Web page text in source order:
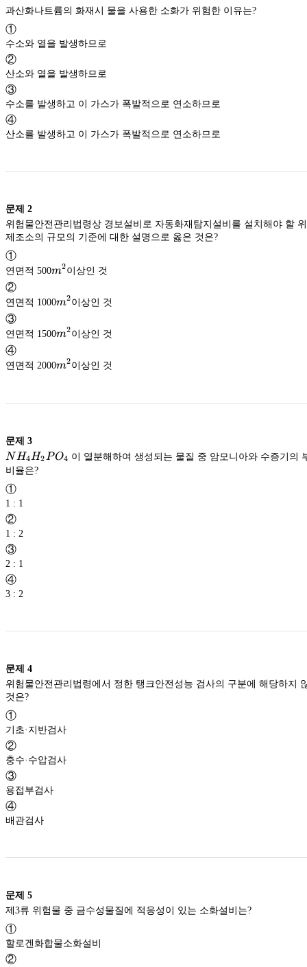
①
수소와 열을 발생하므로
②
산소와 열을 발생하므로
③
수소를 발생하고 이 가스가 폭발적으로 연소하므로
④
산소를 발생하고 이 가스가 폭발적으로 연소하므로
문제 2
위험물안전관리법령상 경보설비로 자동화재탐지설비를 설치해야 할
①
연면적 500m^2
m2이상인 것
②
연면적 1000m^2
m2이상인 것
③
연면적 1500m^2
m2이상인 것
④
연면적 2000m^2
m2이상인 것
문제 3
NH_4H_2PO_4
NH4H2PO4 이 열분해하여 생성되는 물질 중 암모니아와 수증기의
①
1 : 1
②
1 : 2
③
2 : 1
④
3 : 2
문제 4
위험물안전관리법령에서 정한 탱크안전성능 검사의 구분에 해당하지
①
기초·지반검사
②
충수·수압검사
③
용접부검사
④
배관검사
문제 5
①
할로겐화합물소화설비
②